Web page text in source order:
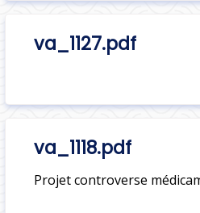
va_1127.pdf
va_1118.pdf
Projet controverse